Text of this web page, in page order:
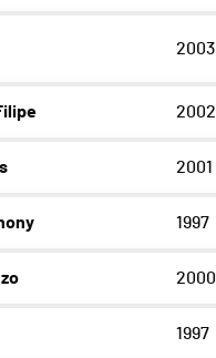
2003
2002
2001
1997
2000
1997